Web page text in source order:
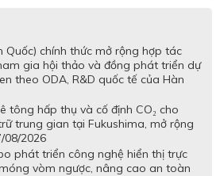
Quốc) chính thức mở rộng hợp tác
gia hội thảo và đồng phát triển dự
theo ODA, R&D quốc tế của Hàn
tông hấp thụ và cố định CO₂ cho
trung gian tại Fukushima, mở rộng
08/2026
phát triển công nghệ hiển thị trực
vòm ngược, nâng cao an toàn